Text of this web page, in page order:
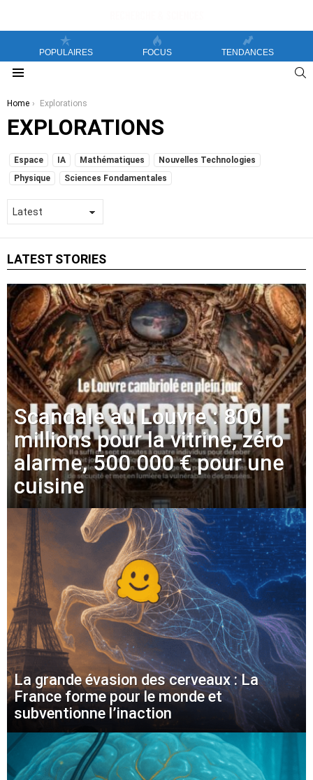
POPULAIRES FOCUS TENDANCES
You are here:
Home Explorations
EXPLORATIONS
SUBTERMS
Espace IA Mathématiques
Nouvelles Technologies
Physique
Sciences Fondamentales
LATEST STORIES
Scandale au Louvre : 800
millions pour la vitrine, zéro
alarme, 500 000 € pour une
cuisine
La grande évasion des cerveaux : La
France forme pour le monde et
subventionne l’inaction